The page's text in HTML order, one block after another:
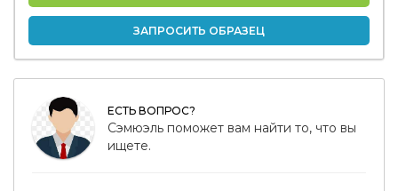
ЗАПРОСИТЬ ОБРАЗЕЦ
ЕСТЬ ВОПРОС?
Сэмюэль поможет вам найти то, что вы
ищете.